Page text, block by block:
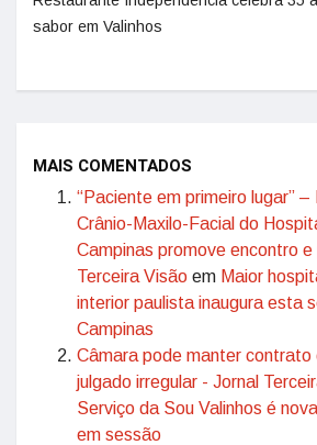
sabor em Valinhos
MAIS COMENTADOS
“Paciente em primeiro lugar”
Crânio-Maxilo-Facial do
Campinas promove encontro
Terceira Visão em Maior
interior paulista inaugura esta
Campinas
Câmara pode manter contrato
julgado irregular - Jornal
Serviço da Sou Valinhos é
em sessão